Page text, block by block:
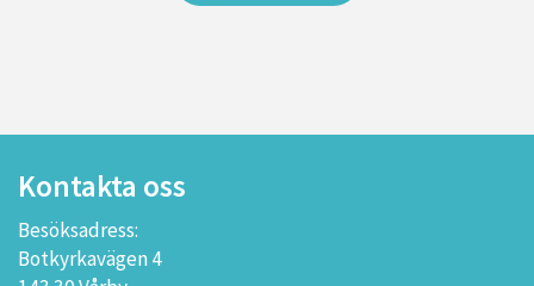
Kontakta oss
Besöksadress:
Botkyrkavägen 4